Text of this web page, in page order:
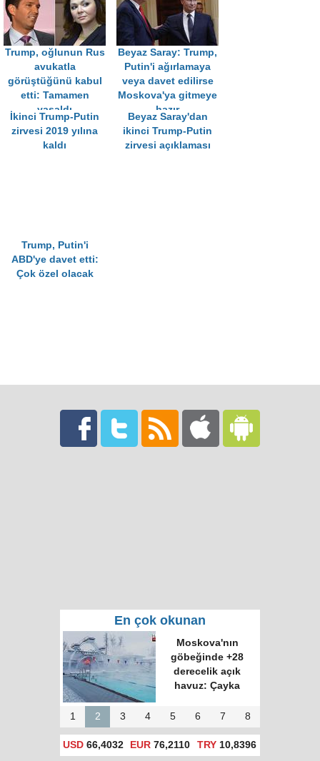
Trump, oğlunun Rus
avukatla
görüştüğünü kabul
etti: Tamamen
yasaldı
Beyaz Saray: Trump,
Putin'i ağırlamaya
veya davet edilirse
Moskova'ya gitmeye
hazır
İkinci Trump-Putin
zirvesi 2019 yılına
kaldı
Beyaz Saray'dan
ikinci Trump-Putin
zirvesi açıklaması
Trump, Putin'i
ABD'ye davet etti:
Çok özel olacak
En çok okunan
Moskova'nın
göbeğinde +28
derecelik açık
havuz: Çayka
1 2 3 4 5 6 7 8
USD 66,4032 EUR76,2110 TRY10,8396